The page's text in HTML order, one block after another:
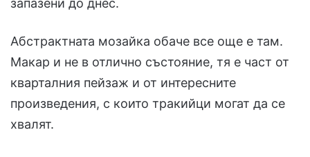
запазени до днес.
Абстрактната мозайка обаче все още е там.
Макар и не в отлично състояние, тя е част от
кварталния пейзаж и от интересните
произведения, с които тракийци могат да се
хвалят.